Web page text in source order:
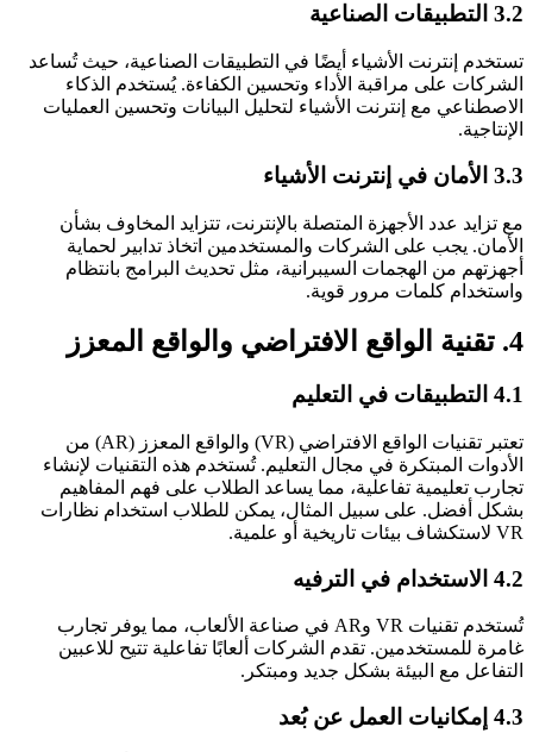
3.2 التطبيقات الصناعية
تستخدم إنترنت الأشياء أيضًا في التطبيقات الصناعية، حيث تُساعد
الشركات على مراقبة الأداء وتحسين الكفاءة. يُستخدم الذكاء
الاصطناعي مع إنترنت الأشياء لتحليل البيانات وتحسين العمليات
الإنتاجية.
3.3 الأمان في إنترنت الأشياء
مع تزايد عدد الأجهزة المتصلة بالإنترنت، تتزايد المخاوف بشأن
الأمان. يجب على الشركات والمستخدمين اتخاذ تدابير لحماية
أجهزتهم من الهجمات السيبرانية، مثل تحديث البرامج بانتظام
واستخدام كلمات مرور قوية.
4. تقنية الواقع الافتراضي والواقع المعزز
4.1 التطبيقات في التعليم
تعتبر تقنيات الواقع الافتراضي (VR) والواقع المعزز (AR) من
الأدوات المبتكرة في مجال التعليم. تُستخدم هذه التقنيات لإنشاء
تجارب تعليمية تفاعلية، مما يساعد الطلاب على فهم المفاهيم
بشكل أفضل. على سبيل المثال، يمكن للطلاب استخدام نظارات
VR لاستكشاف بيئات تاريخية أو علمية.
4.2 الاستخدام في الترفيه
تُستخدم تقنيات VR وAR في صناعة الألعاب، مما يوفر تجارب
غامرة للمستخدمين. تقدم الشركات ألعابًا تفاعلية تتيح للاعبين
التفاعل مع البيئة بشكل جديد ومبتكر.
4.3 إمكانيات العمل عن بُعد